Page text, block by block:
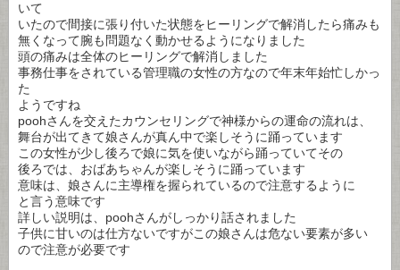
いて
いたので間接に張り付いた状態をヒーリングで解消したら痛みも
無くなって腕も問題なく動かせるようになりました
頭の痛みは全体のヒーリングで解消しました
事務仕事をされている管理職の女性の方なので年末年始忙しかっ
た
ようですね
poohさんを交えたカウンセリングで神様からの運命の流れは、
舞台が出てきて娘さんが真ん中で楽しそうに踊っています
この女性が少し後ろで娘に気を使いながら踊っていてその
後ろでは、おばあちゃんが楽しそうに踊っています
意味は、娘さんに主導権を握られているので注意するように
と言う意味です
詳しい説明は、poohさんがしっかり話されました
子供に甘いのは仕方ないですがこの娘さんは危ない要素が多い
ので注意が必要です